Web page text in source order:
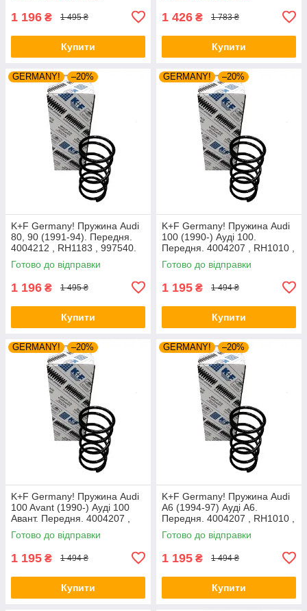
1 196 ₴ 1 495 ₴
Купити
1 426 ₴ 1 783 ₴
Купити
GERMANY! –20%
K+F Germany! Пружина Audi
80, 90 (1991-94). Передня.
4004212 , RH1183 , 997540.
К+Ф Німеччина
Готово до відправки
1 196 ₴ 1 495 ₴
Купити
GERMANY! –20%
K+F Germany! Пружина Audi
100 (1990-) Ауді 100.
Передня. 4004207 , RH1010 ,
997224. К+Ф Німеччина
Готово до відправки
1 195 ₴ 1 494 ₴
Купити
GERMANY! –20%
K+F Germany! Пружина Audi
100 Avant (1990-) Ауді 100
Авант. Передня. 4004207 ,
RH1010 , 997224. К+Ф
Німеччина
Готово до відправки
1 195 ₴ 1 494 ₴
Купити
GERMANY! –20%
K+F Germany! Пружина Audi
A6 (1994-97) Ауді А6.
Передня. 4004207 , RH1010 ,
997224. К+Ф Німеччина
Готово до відправки
1 195 ₴ 1 494 ₴
Купити